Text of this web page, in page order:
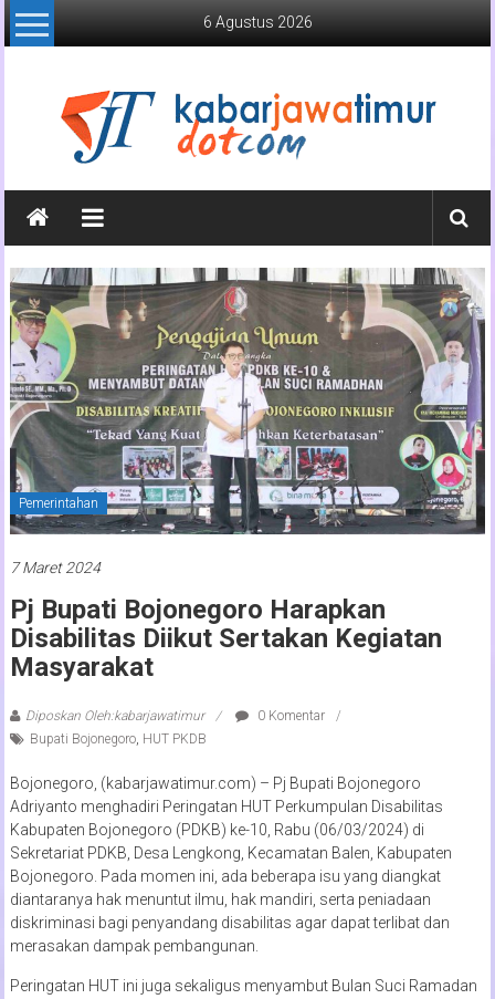
Lompat
ke
6 Agustus 2026
Kabar
Jawa
Timur
Media
Online
Jawa
Timur
Pemerintahan
7 Maret 2024
Pj Bupati Bojonegoro Harapkan
Disabilitas Diikut Sertakan Kegiatan
Masyarakat
Diposkan Oleh:kabarjawatimur
0 Komentar
Bupati Bojonegoro, HUT PKDB
Bojonegoro, (kabarjawatimur.com) – Pj Bupati Bojonegoro
Adriyanto menghadiri Peringatan HUT Perkumpulan Disabilitas
Kabupaten Bojonegoro (PDKB) ke-10, Rabu (06/03/2024) di
Sekretariat PDKB, Desa Lengkong, Kecamatan Balen, Kabupaten
Bojonegoro. Pada momen ini, ada beberapa isu yang diangkat
diantaranya hak menuntut ilmu, hak mandiri, serta peniadaan
diskriminasi bagi penyandang disabilitas agar dapat terlibat dan
merasakan dampak pembangunan.
Peringatan HUT ini juga sekaligus menyambut Bulan Suci Ramadan